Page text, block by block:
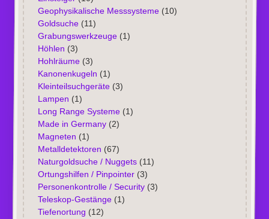
Geophysikalische Messsysteme(10)
Goldsuche(11)
Grabungswerkzeuge(1)
Höhlen (3)
Hohlräume(3)
Kanonenkugeln (1)
Kleinteilsuchgeräte(3)
Lampen (1)
Long Range Systeme(1)
Made in Germany(2)
Magneten (1)
Metalldetektoren (67)
Naturgoldsuche / Nuggets(11)
Ortungshilfen / Pinpointer(3)
Personenkontrolle / Security(3)
Teleskop-Gestänge(1)
Tiefenortung (12)